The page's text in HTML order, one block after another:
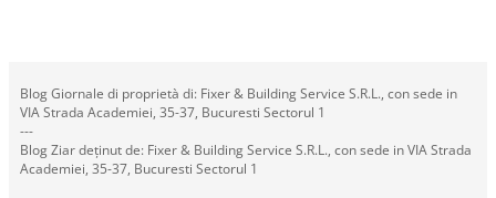
Blog Giornale di proprietà di: Fixer & Building Service S.R.L., con sede in
VIA Strada Academiei, 35-37, Bucuresti Sectorul 1
---
Blog Ziar deținut de: Fixer & Building Service S.R.L., con sede in VIA Strada
Academiei, 35-37, Bucuresti Sectorul 1